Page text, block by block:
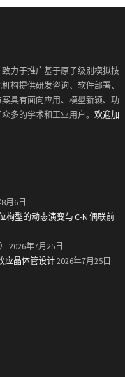
力于推广基于原子级别模拟技
构提供研发咨询、软件部署、
具有面向应用、模型新颖、功
多的学术和工业用户。 欢迎加
月6日
构型的动态演变与 C-N 偶联前
2026年7月25日
应晶体管设计2026年7月25日